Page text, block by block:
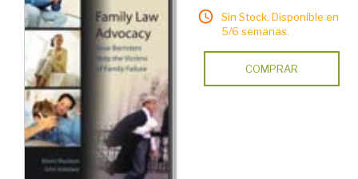
Sin Stock. Disponible en
5/6 semanas.
COMPRAR